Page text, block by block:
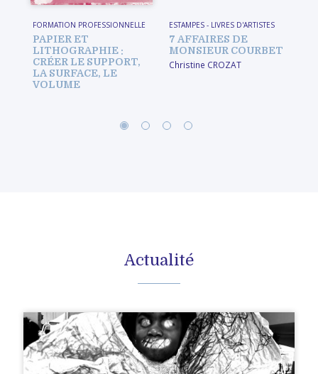
FORMATION PROFESSIONNELLE
PAPIER ET
LITHOGRAPHIE :
CRÉER LE SUPPORT,
LA SURFACE, LE
VOLUME
ESTAMPES - LIVRES D'ARTISTES
7 AFFAIRES DE
MONSIEUR COURBET
Christine CROZAT
Actualité